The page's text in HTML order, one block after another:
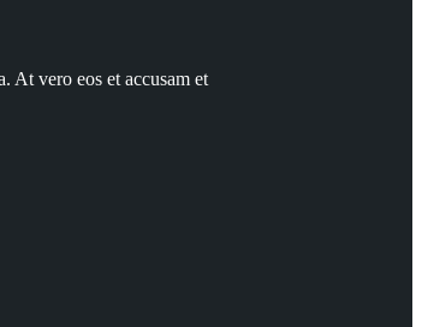
At vero eos et accusam et